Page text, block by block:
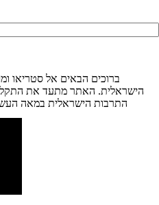
ברוכים הבאים אל סטריאו
הישראלית. האתר מתעד את
התרבות הישראלית במאה